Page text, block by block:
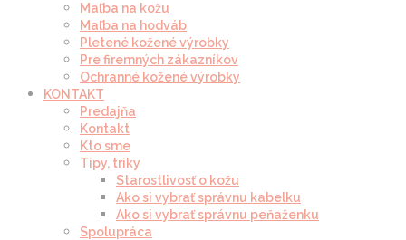
Maľba na kožu
Maľba na hodváb
Pletené kožené výrobky
Pre firemných zákazníkov
Ochranné kožené výrobky
KONTAKT
Predajňa
Kontakt
Kto sme
Tipy, triky
Starostlivosť o kožu
Ako si vybrať správnu kabelku
Ako si vybrať správnu peňaženku
Spolupráca